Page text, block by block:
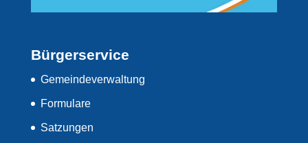
Bürgerservice
Gemeindeverwaltung
Formulare
Satzungen